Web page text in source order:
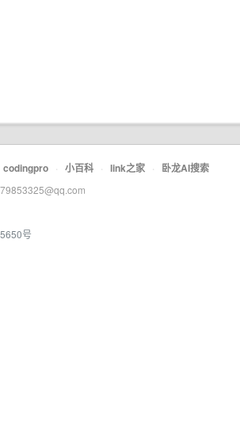
codingpro · 小百科 · link之家 · 卧龙AI搜索
号